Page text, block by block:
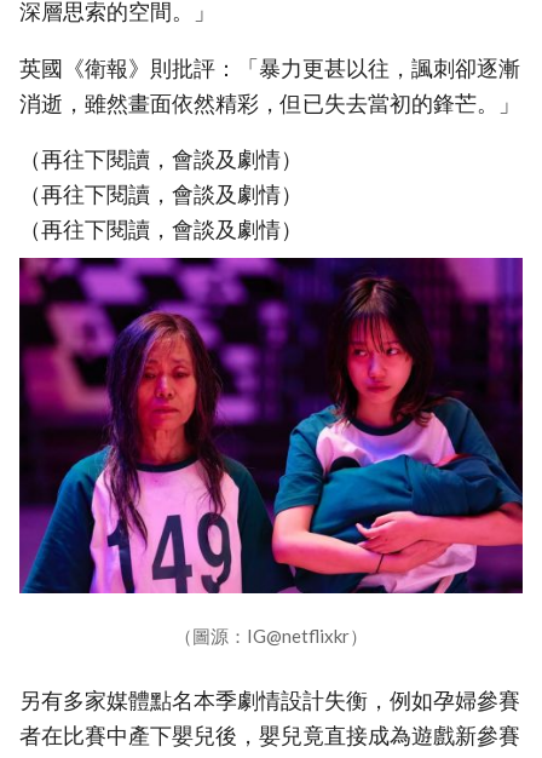
深層思索的空間。」
英國《衛報》則批評：「暴力更甚以往，諷刺卻逐漸
消逝，雖然畫面依然精彩，但已失去當初的鋒芒。」
（再往下閱讀，會談及劇情）
（再往下閱讀，會談及劇情）
（再往下閱讀，會談及劇情）
（圖源：IG@netflixkr）
另有多家媒體點名本季劇情設計失衡，例如孕婦參賽
者在比賽中產下嬰兒後，嬰兒竟直接成為遊戲新參賽